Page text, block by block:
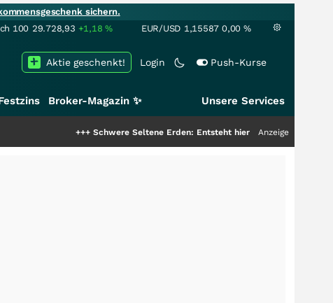
sichern.
100 29.728,93 +1,18% EUR/USD 1,15587 0,00 %
Login Push-Kurse
Aktie geschenkt!
Broker-Magazin ✨ Unsere Services
Schwere Seltene Erden: Entsteht hier die nächste Milliardenstory?
Anzeige